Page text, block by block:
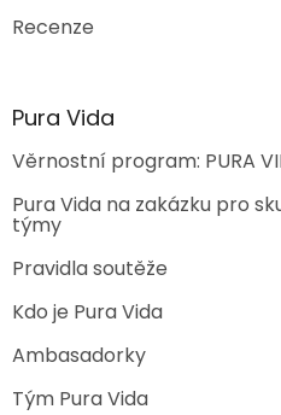
Recenze
Pura Vida
Věrnostní program: PURA
Pura Vida na zakázku pro
týmy
Pravidla soutěže
Kdo je Pura Vida
Ambasadorky
Tým Pura Vida